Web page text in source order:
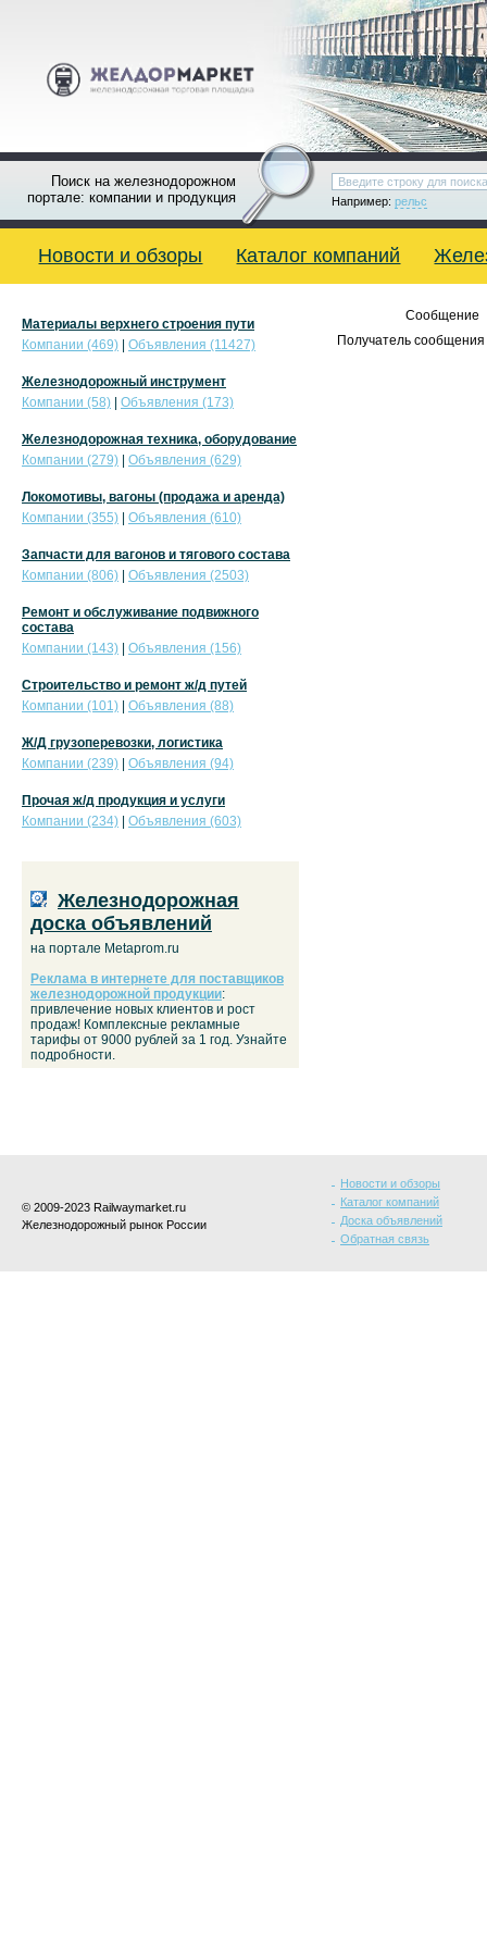
Поиск на железнодорожном
портале: компании и продукция
Например: рельс
Новости и обзоры Каталог компаний
Сообщение
Получатель сообщения
Материалы верхнего строения пути
Компании (469)
Объявления (11427)
Железнодорожный инструмент
Компании (58)
Объявления (173)
Железнодорожная техника, оборудование
Компании (279)
Объявления (629)
Локомотивы, вагоны (продажа и аренда)
Компании (355)
Объявления (610)
Запчасти для вагонов и тягового состава
Компании (806)
Объявления (2503)
Ремонт и обслуживание подвижного
состава
Компании (143)
Объявления (156)
Строительство и ремонт ж/д путей
Компании (101)
Объявления (88)
Ж/Д грузоперевозки, логистика
Компании (239)
Объявления (94)
Прочая ж/д продукция и услуги
Компании (234)
Объявления (603)
Железнодорожная
доска объявлений
на портале Metaprom.ru
Реклама в интернете для поставщиков
железнодорожной продукции:
привлечение новых клиентов и рост
продаж! Комплексные рекламные
тарифы от 9000 рублей за 1 год. Узнайте
подробности.
© 2009-2023 Railwaymarket.ru
Железнодорожный рынок России
Новости и обзоры
Каталог компаний
Доска объявлений
Обратная связь